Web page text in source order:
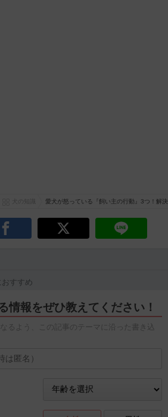
愛犬が怒っている『飼い主の行動』3つ！解
すすめ
情報をぜひ教えてください！
るよう、この記事のテーマに沿った書き込